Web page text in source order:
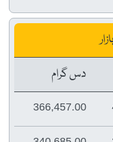
دس گرام
366,457.00